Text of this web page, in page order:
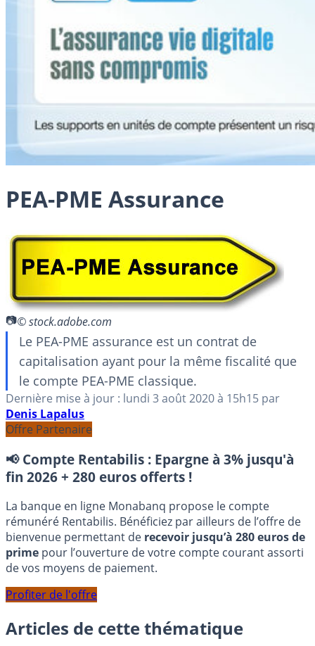
PEA-PME Assurance
© stock.adobe.com
Le PEA-PME assurance est un contrat de
capitalisation ayant pour la même fiscalité que
le compte PEA-PME classique.
Dernière mise à jour : lundi 3 août 2020à 15h15 par
Denis Lapalus
Offre Partenaire
📢 Compte Rentabilis : Epargne à 3% jusqu'à
fin 2026 + 280 euros offerts !
La banque en ligne Monabanq propose le compte
rémunéré Rentabilis. Bénéficiez par ailleurs de l’offre de
bienvenue permettant de recevoir jusqu’à 280 euros de
prime pour l’ouverture de votre compte courant assorti
de vos moyens de paiement.
Profiter de l'offre
Articles de cette thématique